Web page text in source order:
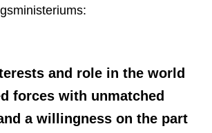
and role in the world
forces with unmatched
a willingness on the part